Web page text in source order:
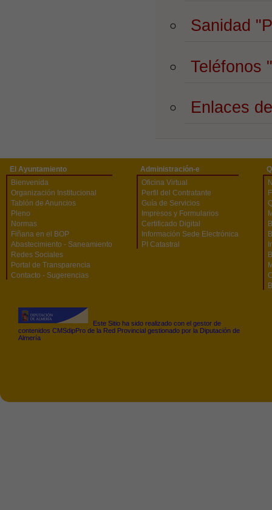
Sanidad
Teléfonos
Enlaces
El Ayuntamiento
Bienvenida
Organización Institucional
Tablón de Anuncios
Pleno
Normas
Fiñana en el BOP
Abastecimiento - Saneamiento
Redes Sociales
Portal de Transparencia
Contacto - Sugerencias
Administración-e
Oficina Virtual
Perfil del Contratante
Guía de Servicios
Impresos y Formularios
Certificado Digital
Información Sede Electrónica
PI Catastral
Este Sitio ha sido realizado con el gestor de
contenidos CMSdipPro de la Red Provincial gestionado por la Diputación de
Almería